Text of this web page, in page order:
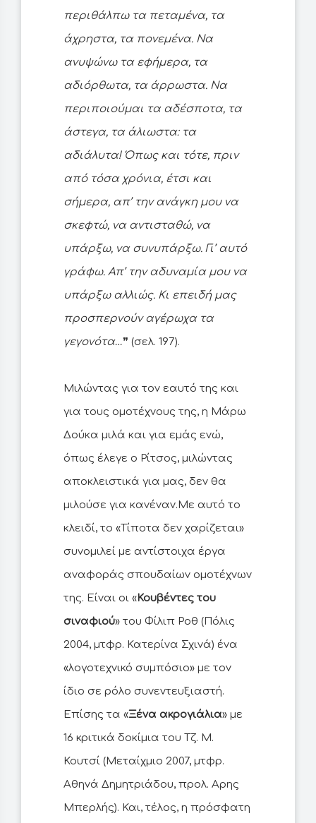
περιθάλπω τα πεταμένα, τα
άχρηστα, τα πονεμένα. Να
ανυψώνω τα εφήμερα, τα
αδιόρθωτα, τα άρρωστα. Να
περιποιούμαι τα αδέσποτα, τα
άστεγα, τα άλιωστα: τα
αδιάλυτα! Όπως και τότε, πριν
από τόσα χρόνια, έτσι και
σήμερα, απ’ την ανάγκη μου να
σκεφτώ, να αντισταθώ, να
υπάρξω, να συνυπάρξω. Γι’ αυτό
γράφω. Απ’ την αδυναμία μου να
υπάρξω αλλιώς. Κι επειδή μας
προσπερνούν αγέρωχα τα
γεγονότα…❞ (σελ. 197).
Μιλώντας για τον εαυτό της και
για τους ομοτέχνους της, η Μάρω
Δούκα μιλά και για εμάς ενώ,
όπως έλεγε ο Ρίτσος, μιλώντας
αποκλειστικά για μας, δεν θα
μιλούσε για κανέναν.Με αυτό το
κλειδί, το «Τίποτα δεν χαρίζεται»
συνομιλεί με αντίστοιχα έργα
αναφοράς σπουδαίων ομοτέχνων
της. Είναι οι «Κουβέντες του
σιναφιού» του Φίλιπ Ροθ (Πόλις
2004, μτφρ. Κατερίνα Σχινά) ένα
«λογοτεχνικό συμπόσιο» με τον
ίδιο σε ρόλο συνεντευξιαστή.
Επίσης τα «Ξένα ακρογιάλια» με
16 κριτικά δοκίμια του Τζ. Μ.
Κουτσί (Μεταίχμιο 2007, μτφρ.
Αθηνά Δημητριάδου, προλ. Αρης
Μπερλής). Και, τέλος, η πρόσφατη